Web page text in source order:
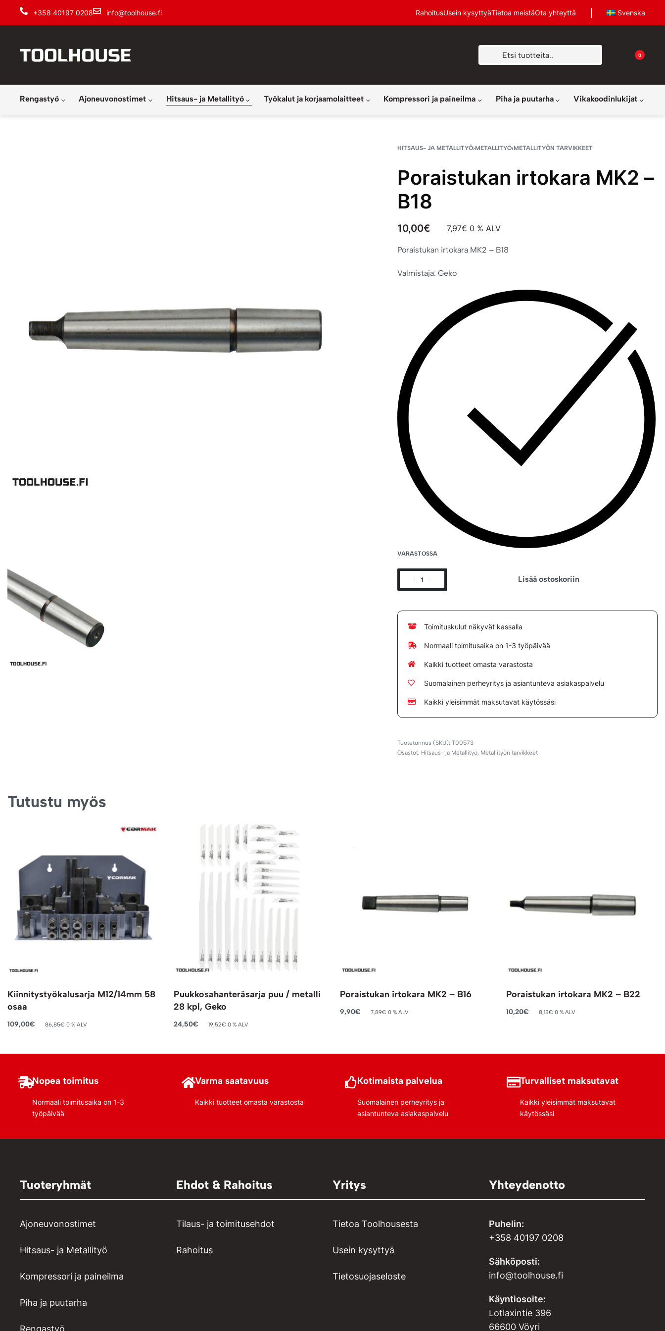
+358 40197 0208 info@toolhouse.fi RahoitusUsein kysyttyäTietoa meistäOta yhteyttä Svenska
0
Rengastyö Ajoneuvonostimet Hitsaus- ja Metallityö Työkalut ja korjaamolaitteet Kompressori ja paineilma Piha ja puutarha Vikakoodinlukijat
HITSAUS- JA METALLITYÖ›METALLITYÖ›METALLITYÖN TARVIKKEET
Poraistukan irtokara MK2 –
B18
10,00€ 7,97€ 0 % ALV
Poraistukan irtokara MK2 – B18
Valmistaja: Geko
VARASTOSSA
Lisää ostoskoriin
Toimituskulut näkyvät kassalla
Normaali toimitusaika on 1-3 työpäivää
Kaikki tuotteet omasta varastosta
Suomalainen perheyritys ja asiantunteva asiakaspalvelu
Kaikki yleisimmät maksutavat käytössäsi
T00573
Osastot: Hitsaus- ja Metallityö, Metallityön tarvikkeet
Tutustu myös
Kiinnitystyökalusarja M12/14mm 58
osaa
109,00€ 86,85€ 0 % ALV
Puukkosahanteräsarja puu / metalli
28 kpl, Geko
24,50€ 19,52€ 0 % ALV
Poraistukan irtokara MK2 – B16
9,90€ 7,89€ 0 % ALV
Poraistukan irtokara MK2 – B22
10,20€ 8,13€ 0 % ALV
Nopea toimitus
Normaali toimitusaika on 1-3
työpäivää
Varma saatavuus
Kaikki tuotteet omasta varastosta
Kotimaista palvelua
Suomalainen perheyritys ja
asiantunteva asiakaspalvelu
Turvalliset maksutavat
Kaikki yleisimmät maksutavat
käytössäsi
Tuoteryhmät
Ajoneuvonostimet
Hitsaus- ja Metallityö
Kompressori ja paineilma
Piha ja puutarha
Rengastyö
Ehdot & Rahoitus
Tilaus- ja toimitusehdot
Rahoitus
Yritys
Tietoa Toolhousesta
Usein kysyttyä
Tietosuojaseloste
Yhteydenotto
Puhelin:
+358 40197 0208
Sähköposti:
info@toolhouse.fi
Käyntiosoite:
Lotlaxintie 396
66600 Vöyri